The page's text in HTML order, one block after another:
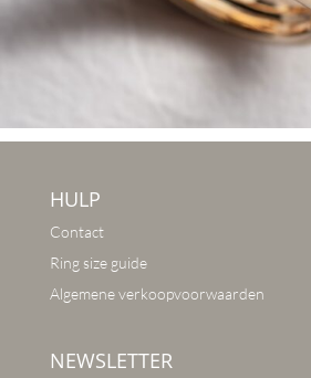
HULP
Contact
Ring size guide
Algemene verkoopvoorwaarden
NEWSLETTER